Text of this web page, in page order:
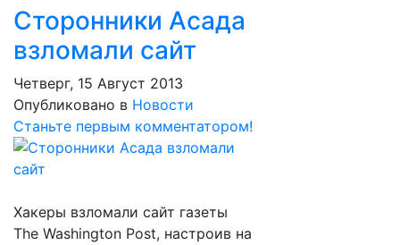
Сторонники Асада
взломали сайт
Четверг, 15 Август 2013
Опубликовано в Новости
Станьте первым комментатором!
Хакеры взломали сайт газеты
The Washington Post, настроив на